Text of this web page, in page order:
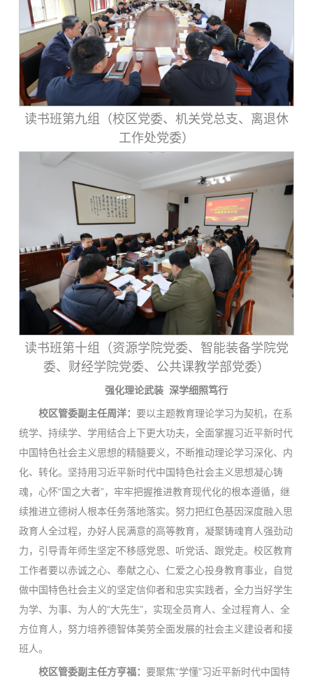
读书班第九组（校区党委、机关党总支、离退休
工作处党委）
读书班第十组（资源学院党委、智能装备学院党
委、财经学院党委、公共课教学部党委）
强化理论武装 深学细照笃行
校区管委副主任周洋： 要以主题教育理论学习为契机，在系
统学、持续学、学用结合上下更大功夫，全面掌握习近平新时代
中国特色社会主义思想的精髓要义，不断推动理论学习深化、内
化、转化。坚持用习近平新时代中国特色社会主义思想凝心铸
魂，心怀“国之大者”，牢牢把握推进教育现代化的根本遵循，继
续推进立德树人根本任务落地落实。努力把红色基因深度融入思
政育人全过程，办好人民满意的高等教育，凝聚铸魂育人强劲动
力，引导青年师生坚定不移感党恩、听党话、跟党走。校区教育
工作者要以赤诚之心、奉献之心、仁爱之心投身教育事业，自觉
做中国特色社会主义的坚定信仰者和忠实实践者，全力当好学生
为学、为事、为人的“大先生”，实现全员育人、全过程育人、全
方位育人，努力培养德智体美劳全面发展的社会主义建设者和接
班人。
校区管委副主任方亨福： 要聚焦“学懂”习近平新时代中国特